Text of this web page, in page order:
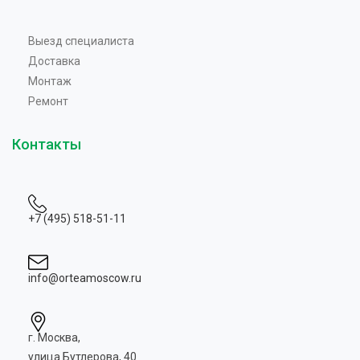
Выезд специалиста
Доставка
Монтаж
Ремонт
Контакты
+7 (495) 518-51-11
info@orteamoscow.ru
г. Москва,
улица Бутлерова, 40